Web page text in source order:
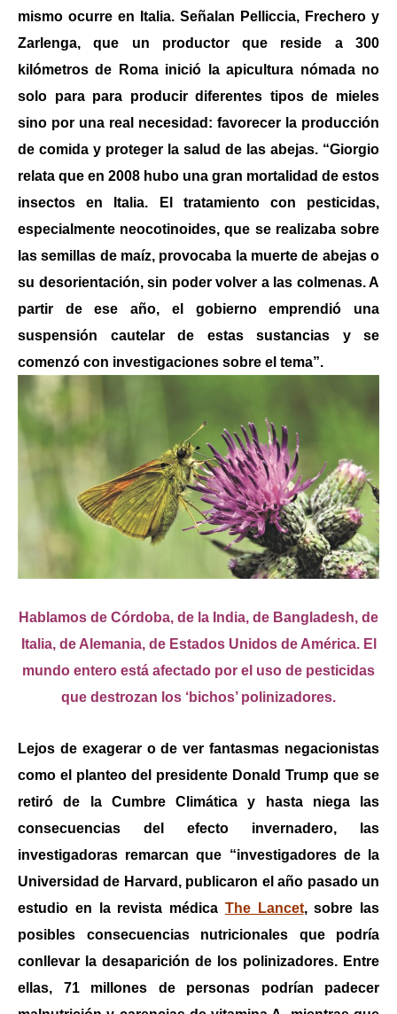
mismo ocurre en Italia. Señalan Pelliccia, Frechero y
Zarlenga, que un productor que reside a 300
kilómetros de Roma inició la apicultura nómada no
solo para para producir diferentes tipos de mieles
sino por una real necesidad: favorecer la producción
de comida y proteger la salud de las abejas. “Giorgio
relata que en 2008 hubo una gran mortalidad de estos
insectos en Italia. El tratamiento con pesticidas,
especialmente neocotinoides, que se realizaba sobre
las semillas de maíz, provocaba la muerte de abejas o
su desorientación, sin poder volver a las colmenas. A
partir de ese año, el gobierno emprendió una
suspensión cautelar de estas sustancias y se
comenzó con investigaciones sobre el tema”.
Hablamos de Córdoba, de la India, de Bangladesh, de
Italia, de Alemania, de Estados Unidos de América. El
mundo entero está afectado por el uso de pesticidas
que destrozan los ‘bichos’ polinizadores.
Lejos de exagerar o de ver fantasmas negacionistas
como el planteo del presidente Donald Trump que se
retiró de la Cumbre Climática y hasta niega las
consecuencias del efecto invernadero, las
investigadoras remarcan que “investigadores de la
Universidad de Harvard, publicaron el año pasado un
estudio en la revista médica The Lancet, sobre las
posibles consecuencias nutricionales que podría
conllevar la desaparición de los polinizadores. Entre
ellas, 71 millones de personas podrían padecer